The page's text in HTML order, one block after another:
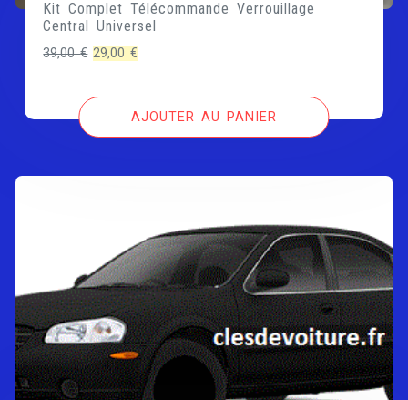
Kit Complet Télécommande Verrouillage
Central Universel
39,00€ Le
initial
29,00€
actuel
est :
AJOUTER AU PANIER